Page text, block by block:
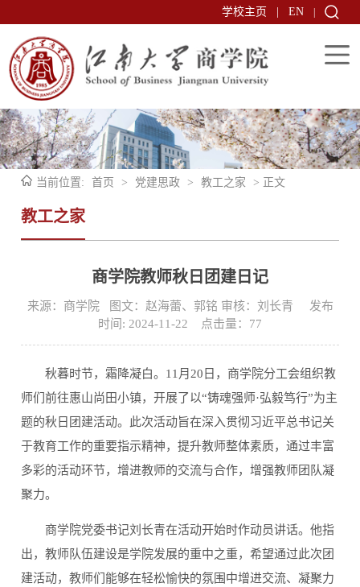
学校主页 EN
当前位置: 首页 > 党建思政 > 教工之家 > 正文
教工之家
商学院教师秋日团建日记
来源：商学院 图文：赵海蕾、郭铭 审核：刘长青 发布
时间: 2024-11-22 点击量： 77
秋暮时节，霜降凝白。11月20日，商学院分工会组织教
师们前往惠山尚田小镇，开展了以“铸魂强师·弘毅笃行”为主
题的秋日团建活动。此次活动旨在深入贯彻习近平总书记关
于教育工作的重要指示精神，提升教师整体素质，通过丰富
多彩的活动环节，增进教师的交流与合作，增强教师团队凝
聚力。
商学院党委书记刘长青在活动开始时作动员讲话。他指
出，教师队伍建设是学院发展的重中之重，希望通过此次团
建活动，教师们能够在轻松愉快的氛围中增进交流、凝聚力